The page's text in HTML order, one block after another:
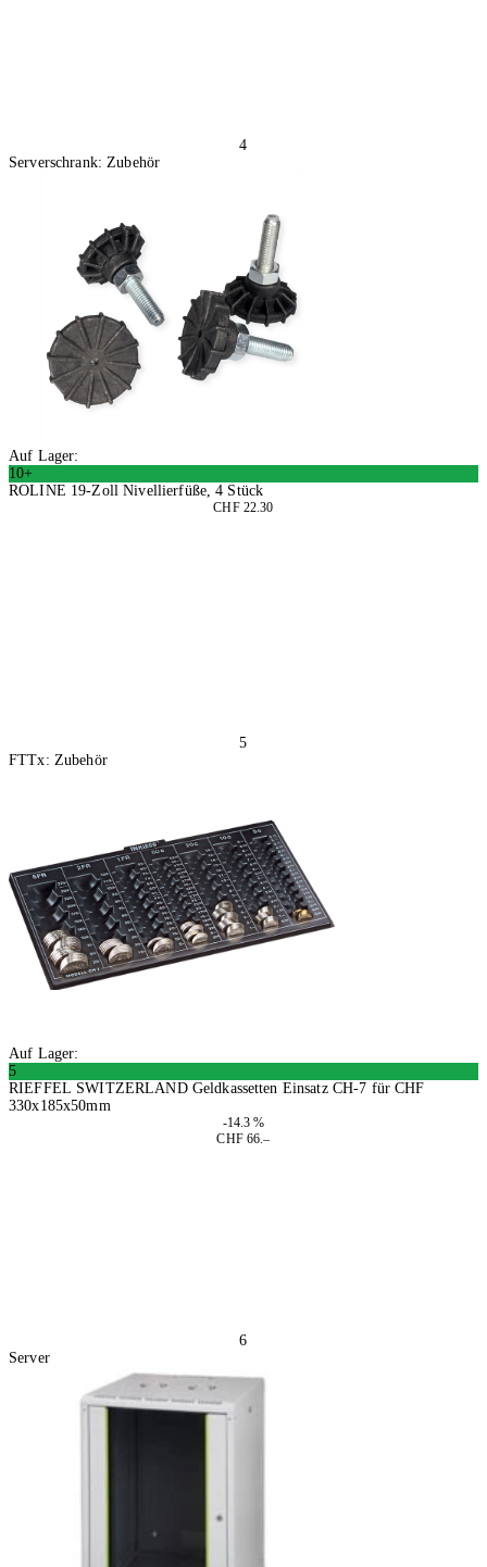
4
Serverschrank: Zubehör
Auf Lager:
10+
ROLINE 19-Zoll Nivellierfüße, 4 Stück
CHF 22.30
5
FTTx: Zubehör
Auf Lager:
5
RIEFFEL SWITZERLAND Geldkassetten Einsatz CH-7 für CHF
330x185x50mm
-14.3 %
CHF 66.–
6
Server